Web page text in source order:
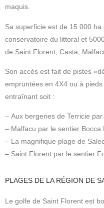
maquis.
Sa superficie est de 15 000
conservatoire du littoral et
de Saint Florent, Casta,
Son accès est fait de pistes
empruntées en 4X4 ou à
entraînant soit :
– Aux bergeries de Terricie
– Malfacu par le sentier Bocca
– La magnifique plage de
– Saint Florent par le sentier
PLAGES DE LA RÉGION DE
Le golfe de Saint Florent est